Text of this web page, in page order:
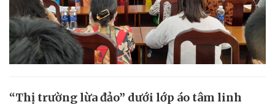
“Thị trường lừa đảo” dưới lớp áo tâm linh